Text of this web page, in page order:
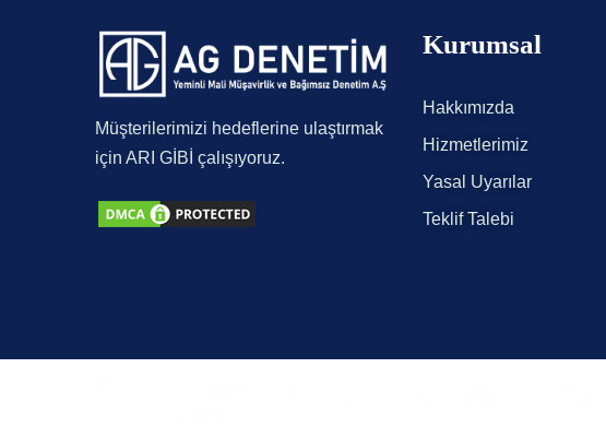
Müşterilerimizi hedeflerine ulaştırmak
için ARI GİBİ çalışıyoruz.
Kurumsal
Hakkımızda
Hizmetlerimiz
Yasal Uyarılar
Teklif Talebi